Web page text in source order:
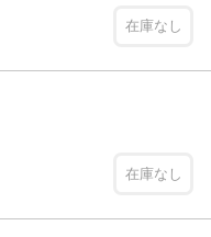
在庫なし
在庫なし